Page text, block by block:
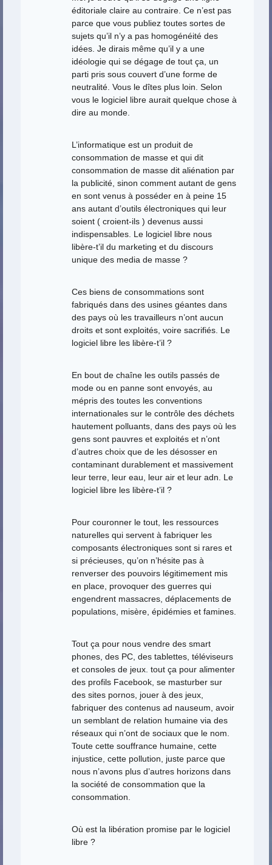
éditoriale claire au contraire. Ce n’est pas
parce que vous publiez toutes sortes de
sujets qu’il n’y a pas homogénéité des
idées. Je dirais même qu’il y a une
idéologie qui se dégage de tout ça, un
parti pris sous couvert d’une forme de
neutralité. Vous le dîtes plus loin. Selon
vous le logiciel libre aurait quelque chose à
dire au monde.
L’informatique est un produit de
consommation de masse et qui dit
consommation de masse dit aliénation par
la publicité, sinon comment autant de gens
en sont venus à posséder en à peine 15
ans autant d’outils électroniques qui leur
soient ( croient-ils ) devenus aussi
indispensables. Le logiciel libre nous
libère-t’il du marketing et du discours
unique des media de masse ?
Ces biens de consommations sont
fabriqués dans des usines géantes dans
des pays où les travailleurs n’ont aucun
droits et sont exploités, voire sacrifiés. Le
logiciel libre les libère-t’il ?
En bout de chaîne les outils passés de
mode ou en panne sont envoyés, au
mépris des toutes les conventions
internationales sur le contrôle des déchets
hautement polluants, dans des pays où les
gens sont pauvres et exploités et n’ont
d’autres choix que de les désosser en
contaminant durablement et massivement
leur terre, leur eau, leur air et leur adn. Le
logiciel libre les libère-t’il ?
Pour couronner le tout, les ressources
naturelles qui servent à fabriquer les
composants électroniques sont si rares et
si précieuses, qu’on n’hésite pas à
renverser des pouvoirs légitimement mis
en place, provoquer des guerres qui
engendrent massacres, déplacements de
populations, misère, épidémies et famines.
Tout ça pour nous vendre des smart
phones, des PC, des tablettes, téléviseurs
et consoles de jeux. tout ça pour alimenter
des profils Facebook, se masturber sur
des sites pornos, jouer à des jeux,
fabriquer des contenus ad nauseum, avoir
un semblant de relation humaine via des
réseaux qui n’ont de sociaux que le nom.
Toute cette souffrance humaine, cette
injustice, cette pollution, juste parce que
nous n’avons plus d’autres horizons dans
la société de consommation que la
consommation.
Où est la libération promise par le logiciel
libre ?